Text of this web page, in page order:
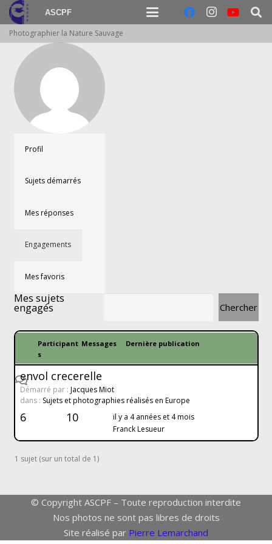
ASCPF
Photographier la Nature Sauvage
Profil
Sujets démarrés
Mes réponses
Engagements
Mes favoris
Mes sujets
engagés
Participant
s
Messages Dernière publication
envol crecerelle
Démarré par : Jacques Miot
dans : Sujets et photographies réalisés en Europe
6 10
il y a 4 années et 4 mois
Franck Lesueur
1 sujet (sur un total de 1)
© Copyright ASCPF – Toute reproduction interdite
Nos photos ne sont pas libres de droits
Site réalisé par Pierre Lemarchand